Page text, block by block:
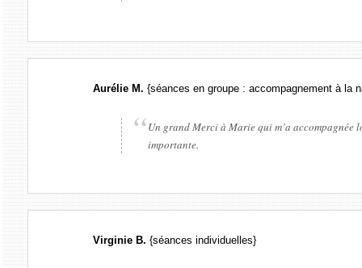
Aurélie M. {séances en groupe : accompagnement à la
Un grand Merci à Marie qui m’a accompagnée
importante.
Virginie B. {séances individuelles}